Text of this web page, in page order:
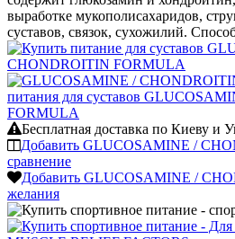
выработке мукополисахаридов,
суставов, связок, сухожилий.
Бесплатная доставка по Киеву и
Добавить GLUCOSAMINE /
сравнение
Добавить GLUCOSAMINE /
желания